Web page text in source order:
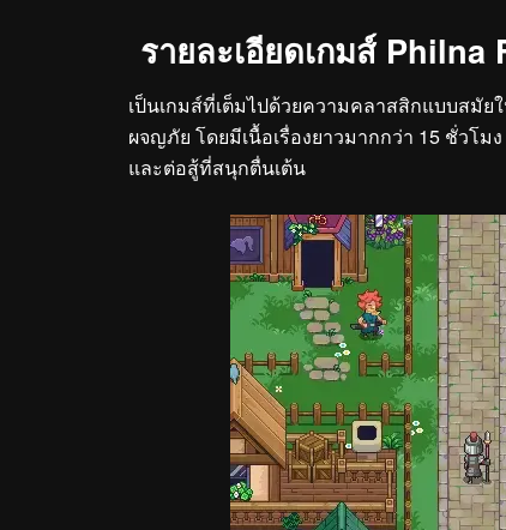
รายละเอียดเกมส์ Philna
เป็นเกมส์ที่เต็มไปด้วยความคลาสสิกแบบสมัย
ผจญภัย โดยมีเนื้อเรื่องยาวมากกว่า 15 ชั่วโ
และต่อสู้ที่สนุกตื่นเต้น